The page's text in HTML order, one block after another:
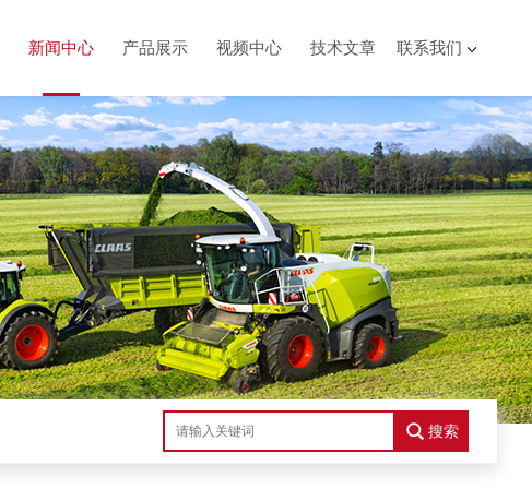
新闻中心 产品展示 视频中心 技术文章 联系我们
搜索